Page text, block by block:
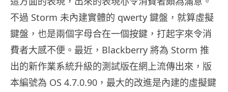
不過 Storm 未內建實體的 qwerty 鍵盤，就算虛擬
鍵盤，也是兩個字母合在一個按鍵，打起字來令消
費者大感不便。最近，Blackberry 將為 Storm 推
出的新作業系統升級的測試版在網上流傳出來，版
本編號為 OS 4.7.0.90，最大的改進是內建的虛擬鍵